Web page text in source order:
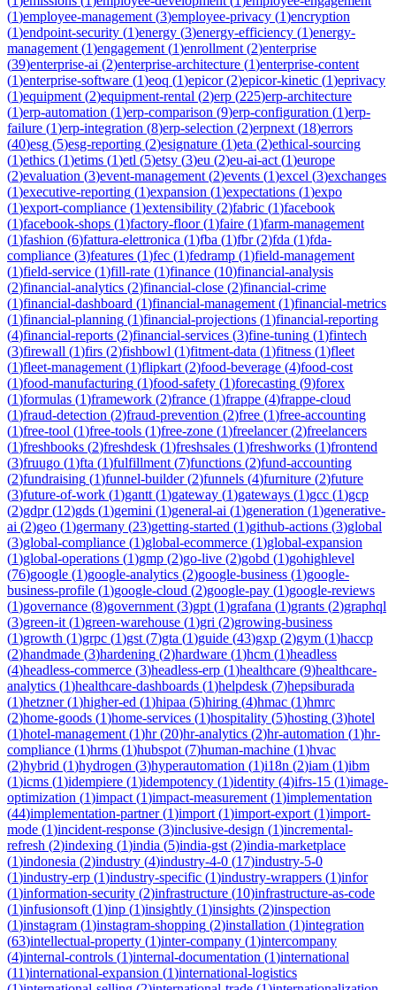
(1)employee-management (3)employee-privacy (1)encryption
(1)endpoint-security (1)energy (3)energy-efficiency (1)energy-
management (1)engagement (1)enrollment (2)enterprise
(39)enterprise-ai (2)enterprise-architecture (1)enterprise-content
(1)enterprise-software (1)eoq (1)epicor(2)epicor-kinetic (1)eprivacy
(1)equipment (2)equipment-rental (2)erp (225)erp-architecture
(1)erp-automation (1)erp-comparison (9)erp-configuration (1)erp-
failure (1)erp-integration (8)erp-selection (2)erpnext (18)errors
(40)esg (5)esg-reporting (2)esignature (1)eta (2)ethical-sourcing
(1)ethics (1)etims (1)etl (5)etsy (3)eu (2)eu-ai-act (1)europe
(2)evaluation (3)event-management (2)events (1)excel (3)exchanges
(1)executive-reporting (1)expansion (1)expectations (1)expo
(1)export-compliance (1)extensibility (2)fabric (1)facebook
(1)facebook-shops (1)factory-floor(1)faire (1)farm-management
(1)fashion (6)fattura-elettronica (1)fba (1)fbr(2)fda (1)fda-
compliance (3)features (1)fec (1)fedramp (1)field-management
(1)field-service (1)fill-rate (1)finance (10)financial-analysis
(2)financial-analytics (2)financial-close (2)financial-crime
(1)financial-dashboard (1)financial-management (1)financial-metrics
(1)financial-planning (1)financial-projections (1)financial-reporting
(4)financial-reports (2)financial-services (3)fine-tuning (1)fintech
(3)firewall (1)firs (2)fishbowl (1)fitment-data (1)fitness (1)fleet
(1)fleet-management (1)flipkart (2)food-beverage (4)food-cost
(1)food-manufacturing (1)food-safety (1)forecasting (9)forex
(1)formulas (1)framework (2)france (1)frappe (4)frappe-cloud
(1)fraud-detection (2)fraud-prevention (2)free (1)free-accounting
(1)free-tool (1)free-tools (1)free-zone (1)freelancer(2)freelancers
(1)freshbooks (2)freshdesk (1)freshsales (1)freshworks (1)frontend
(3)fruugo (1)fta (1)fulfillment (7)functions (2)fund-accounting
(2)fundraising (1)funnel-builder(2)funnels (4)furniture (2)future
(3)future-of-work (1)gantt (1)gateway (1)gateways (1)gcc (1)gcp
(2)gdpr(12)gds (1)gemini (1)general-ai (1)generation (1)generative-
ai (2)geo (1)germany (23)getting-started (1)github-actions (3)global
(3)global-compliance (1)global-ecommerce (1)global-expansion
(1)global-operations (1)gmp (2)go-live (2)gobd (1)gohighlevel
(76)google (1)google-analytics (2)google-business (1)google-
business-profile (1)google-cloud (2)google-pay (1)google-reviews
(1)governance (8)government (3)gpt (1)grafana (1)grants (2)graphql
(3)green-it (1)green-warehouse (1)gri (2)growing-business
(1)growth (1)grpc (1)gst (7)gta (1)guide (43)gxp (2)gym (1)haccp
(2)handmade (3)hardening (2)hardware (1)hcm (1)headless
(4)headless-commerce (3)headless-erp (1)healthcare (9)healthcare-
analytics (1)healthcare-dashboards (1)helpdesk (7)hepsiburada
(1)hetzner(1)higher-ed (1)hipaa (5)hiring (4)hmac (1)hmrc
(2)home-goods (1)home-services (1)hospitality (5)hosting (3)hotel
(1)hotel-management (1)hr(20)hr-analytics (2)hr-automation (1)hr-
compliance (1)hrms (1)hubspot (7)human-machine (1)hvac
(2)hybrid (1)hydrogen (3)hyperautomation (1)i18n (2)iam (1)ibm
(1)icms (1)idempiere (1)idempotency (1)identity (4)ifrs-15 (1)image-
optimization (1)impact (1)impact-measurement (1)implementation
(44)implementation-partner(1)import (1)import-export (1)import-
mode (1)incident-response (3)inclusive-design (1)incremental-
refresh (2)indexing (1)india (5)india-gst (2)india-marketplace
(1)indonesia (2)industry (4)industry-4-0 (17)industry-5-0
(1)industry-erp (1)industry-specific (1)industry-wrappers (1)infor
(1)information-security (2)infrastructure (10)infrastructure-as-code
(1)infusionsoft (1)inp (1)insightly (1)insights (2)inspection
(1)instagram (1)instagram-shopping (2)installation (1)integration
(63)intellectual-property (1)inter-company (1)intercompany
(4)internal-controls (1)internal-documentation (1)international
(11)international-expansion (1)international-logistics